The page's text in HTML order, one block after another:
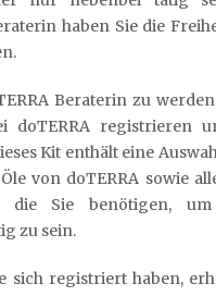
haben Sie die
Beraterin zu
doTERRA registrieren
Kit enthält eine
von doTERRA sowie
die Sie benötigen,
zu sein.
sich registriert haben,